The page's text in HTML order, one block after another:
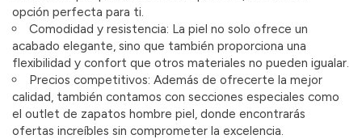
opción perfecta para ti.
Comodidad y resistencia: La piel no solo ofrece un
acabado elegante, sino que también proporciona una
flexibilidad y confort que otros materiales no pueden igualar.
Precios competitivos: Además de ofrecerte la mejor
calidad, también contamos con secciones especiales como
el outlet de zapatos hombre piel, donde encontrarás
ofertas increíbles sin comprometer la excelencia.